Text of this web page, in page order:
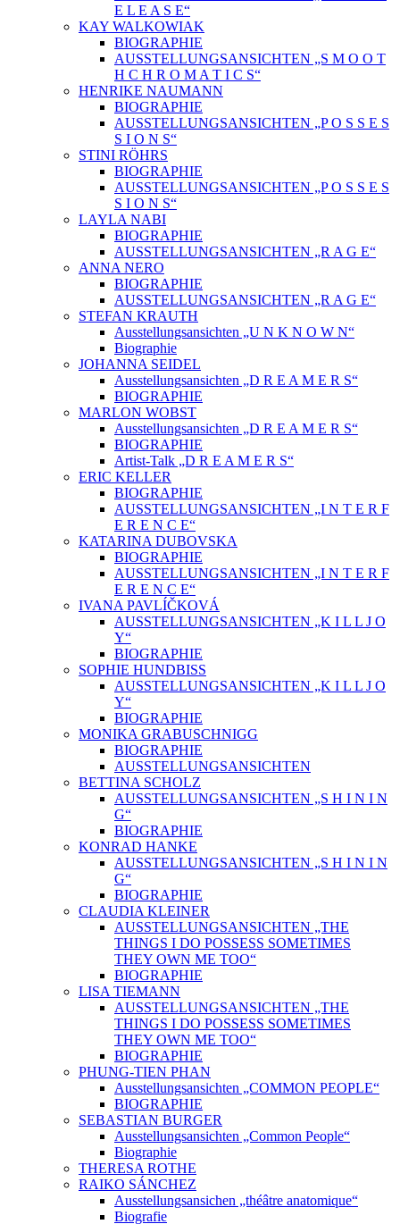
E L E A S E“
KAY WALKOWIAK
BIOGRAPHIE
AUSSTELLUNGSANSICHTEN „S M O O T
H C H R O M A T I C S“
HENRIKE NAUMANN
BIOGRAPHIE
AUSSTELLUNGSANSICHTEN „P O S S E S
S I O N S“
STINI RÖHRS
BIOGRAPHIE
AUSSTELLUNGSANSICHTEN „P O S S E S
S I O N S“
LAYLA NABI
BIOGRAPHIE
AUSSTELLUNGSANSICHTEN „R A G E“
ANNA NERO
BIOGRAPHIE
AUSSTELLUNGSANSICHTEN „R A G E“
STEFAN KRAUTH
Ausstellungsansichten „U N K N O W N“
Biographie
JOHANNA SEIDEL
Ausstellungsansichten „D R E A M E R S“
BIOGRAPHIE
MARLON WOBST
Ausstellungsansichten „D R E A M E R S“
BIOGRAPHIE
Artist-Talk „D R E A M E R S“
ERIC KELLER
BIOGRAPHIE
AUSSTELLUNGSANSICHTEN „I N T E R F
E R E N C E“
KATARINA DUBOVSKA
BIOGRAPHIE
AUSSTELLUNGSANSICHTEN „I N T E R F
E R E N C E“
IVANA PAVLÍČKOVÁ
AUSSTELLUNGSANSICHTEN „K I L L J O
Y“
BIOGRAPHIE
SOPHIE HUNDBISS
AUSSTELLUNGSANSICHTEN „K I L L J O
Y“
BIOGRAPHIE
MONIKA GRABUSCHNIGG
BIOGRAPHIE
AUSSTELLUNGSANSICHTEN
BETTINA SCHOLZ
AUSSTELLUNGSANSICHTEN „S H I N I N
G“
BIOGRAPHIE
KONRAD HANKE
AUSSTELLUNGSANSICHTEN „S H I N I N
G“
BIOGRAPHIE
CLAUDIA KLEINER
AUSSTELLUNGSANSICHTEN „THE
THINGS I DO POSSESS SOMETIMES
THEY OWN ME TOO“
BIOGRAPHIE
LISA TIEMANN
AUSSTELLUNGSANSICHTEN „THE
THINGS I DO POSSESS SOMETIMES
THEY OWN ME TOO“
BIOGRAPHIE
PHUNG-TIEN PHAN
Ausstellungsansichten „COMMON PEOPLE“
BIOGRAPHIE
SEBASTIAN BURGER
Ausstellungsansichten „Common People“
Biographie
THERESA ROTHE
RAIKO SÁNCHEZ
Ausstellungsansichen „théâtre anatomique“
Biografie